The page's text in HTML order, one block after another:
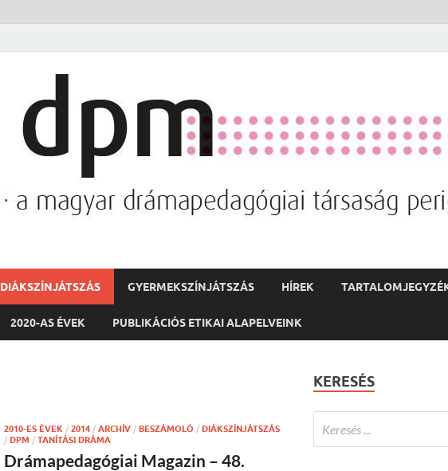
DIÁKSZÍNJÁTSZÁS GYERMEKSZÍNJÁTSZÁS HÍREK
2020-AS ÉVEK PUBLIKÁCIÓS ETIKAI ALAPELVEINK
2010-ES ÉVEK / 2014 / ARCHÍV / BESZÁMOLÓ / DIÁKSZÍNJÁTSZÁS
/ DPM / TANÍTÁSI DRÁMA
Drámapedagógiai Magazin – 48.
KERESÉS